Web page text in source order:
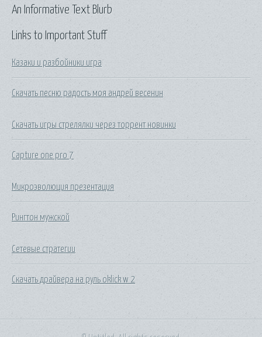
Links to Important Stuff
Казаки и разбойники игра
Скачать песню радость моя андрей весенин
Скачать игры стрелялки через торрент новинки
Capture one pro 7
Микроэволюция презентация
Рингтон мужской
Сетевые стратегии
Скачать драйвера на руль oklick w 2
An Informative Text Blurb